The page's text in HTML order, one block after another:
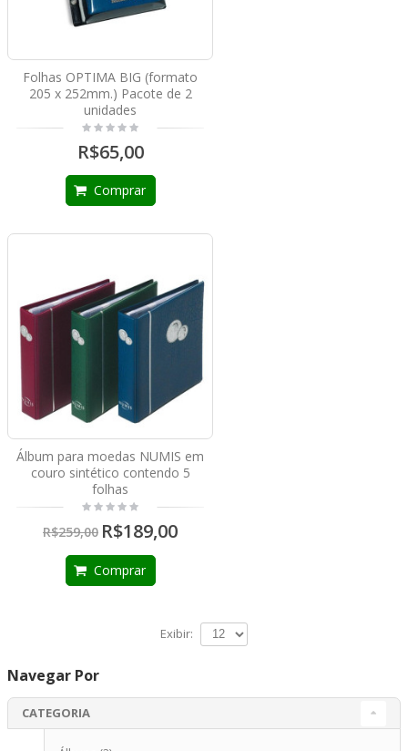
Folhas OPTIMA BIG (formato
205 x 252mm.) Pacote de 2
unidades
R$65,00
Comprar
Álbum para moedas NUMIS em
couro sintético contendo 5
folhas
R$259,00 R$189,00
Comprar
Exibir:
Navegar Por
CATEGORIA